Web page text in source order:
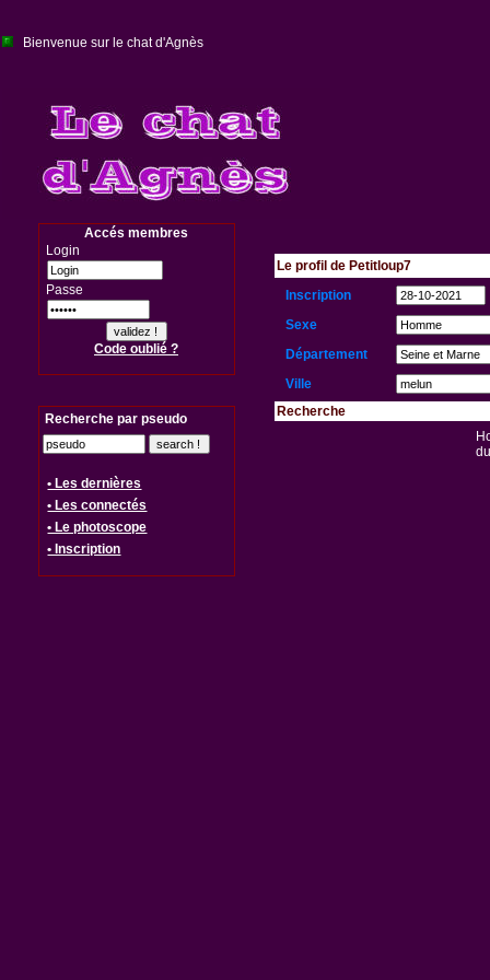
Bienvenue sur le chat d'Agnès
Accés membres
Login
Passe
Code oublié ?
Recherche par pseudo
• Les dernières
• Les connectés
• Le photoscope
• Inscription
Le profil de Petitloup7
Inscription
Sexe
Département
Ville
Recherche